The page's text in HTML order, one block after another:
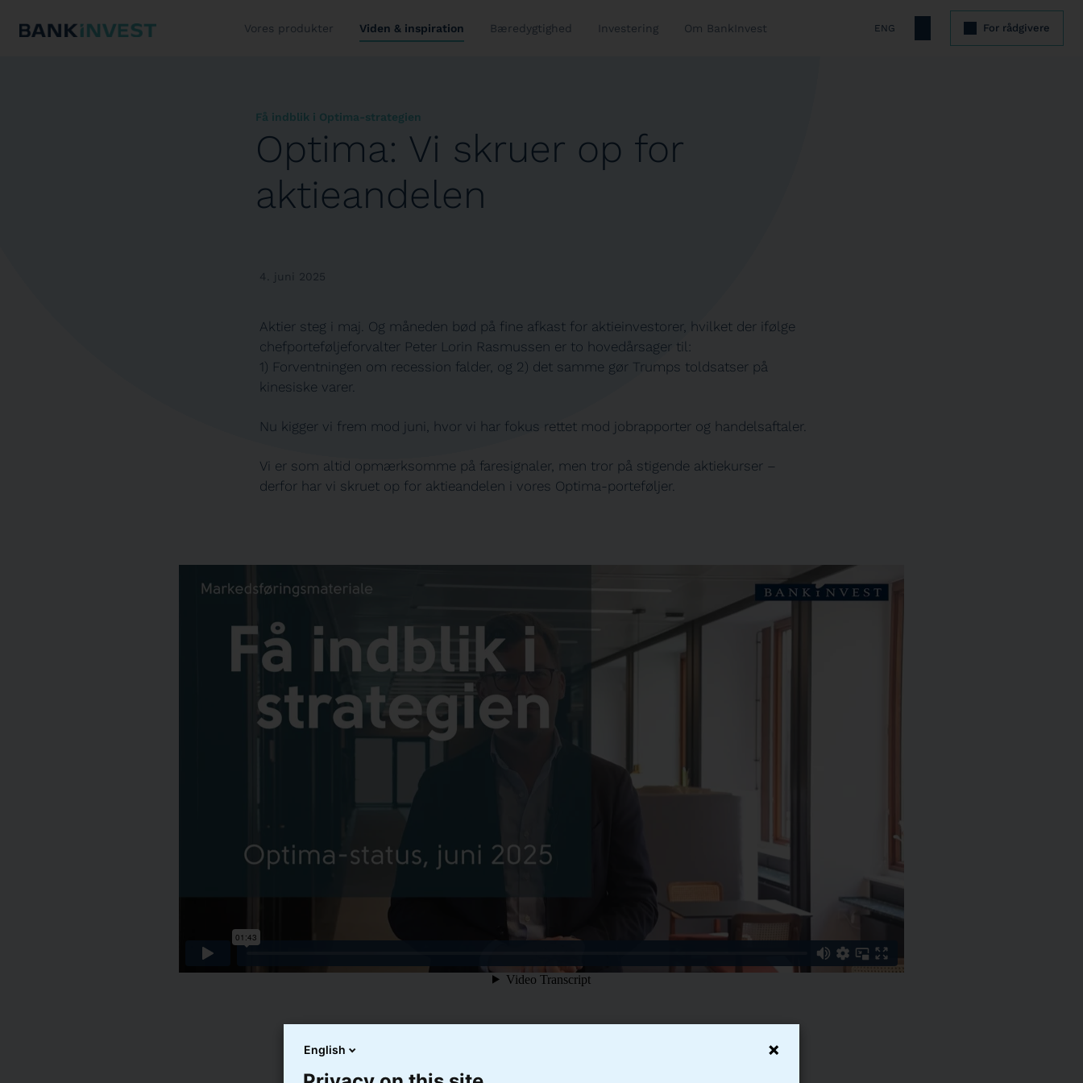
Vores produkter Viden & inspiration Bæredygtighed Investering Om BankInvest ENG For rådgivere
Få indblik i Optima-strategien
Optima: Vi skruer op for
aktieandelen
4. juni 2025
Aktier steg i maj. Og måneden bød på fine afkast for aktieinvestorer, hvilket der ifølge
chefporteføljeforvalter Peter Lorin Rasmussen er to hovedårsager til:
1) Forventningen om recession falder, og 2) det samme gør Trumps toldsatser på
kinesiske varer.
Nu kigger vi frem mod juni, hvor vi har fokus rettet mod jobrapporter og handelsaftaler.
Vi er som altid opmærksomme på faresignaler, men tror på stigende aktiekurser –
derfor har vi skruet op for aktieandelen i vores Optima-porteføljer.
English